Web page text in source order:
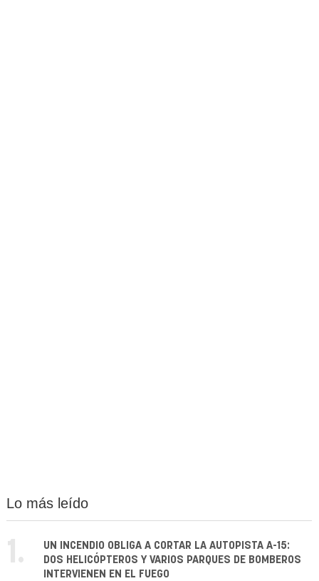
Lo más leído
1.
UN INCENDIO OBLIGA A CORTAR LA AUTOPISTA A-15:
DOS HELICÓPTEROS Y VARIOS PARQUES DE BOMBEROS
INTERVIENEN EN EL FUEGO